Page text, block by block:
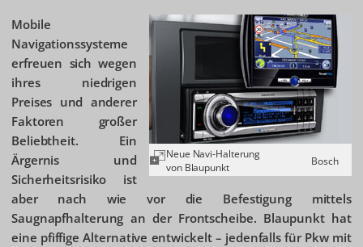
Neue Navi-Halterung
von Blaupunkt
Bosch
Mobile
Navigationssysteme
erfreuen sich wegen
ihres niedrigen
Preises und anderer
Faktoren großer
Beliebtheit. Ein
Ärgernis und
Sicherheitsrisiko ist
aber nach wie vor die Befestigung mittels
Saugnapfhalterung an der Frontscheibe. Blaupunkt hat
eine pfiffige Alternative entwickelt – jedenfalls für Pkw mit